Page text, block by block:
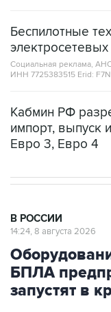
Беспилотные
Социальная реклама,
ИНН 7725383515 Erid:
Кабмин РФ
импорт, выпуск
Евро 3, Евро 4
В РОССИИ
14:24, 8 августа 2026
БПЛА
запустят в